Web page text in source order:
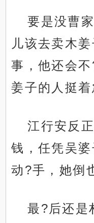
要是没曹
儿该去卖木
事，他还会
姜子的人挺着
江行安反
钱，任凭吴婆
动?手，她倒
最?后还是